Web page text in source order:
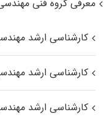
معرفی گروه فنی
کارشناسی ارشد
کارشناسی ارشد
کارشناسی ارشد